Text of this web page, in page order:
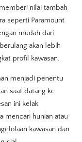
nilai tambah
seperti Paramount
mudah dari
akan lebih
profil kawasan.
menjadi penentu
saat datang ke
ini kelak
mencari hunian atau
kawasan dan